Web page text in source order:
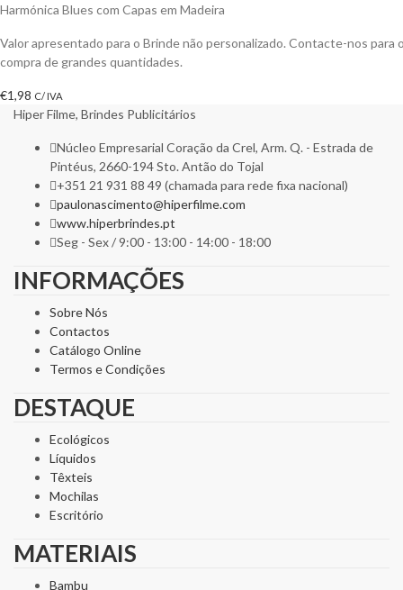
Harmónica Blues com Capas em Madeira
Valor apresentado para o Brinde não personalizado. Contacte-nos para
compra de grandes quantidades.
€1,98 C/ IVA
Hiper Filme, Brindes Publicitários
Núcleo Empresarial Coração da Crel, Arm. Q. - Estrada de
Pintéus, 2660-194 Sto. Antão do Tojal
+351 21 931 88 49 (chamada para rede fixa nacional)
paulonascimento@hiperfilme.com
www.hiperbrindes.pt
Seg - Sex / 9:00 - 13:00 - 14:00 - 18:00
INFORMAÇÕES
Sobre Nós
Contactos
Catálogo Online
Termos e Condições
DESTAQUE
Ecológicos
Líquidos
Têxteis
Mochilas
Escritório
MATERIAIS
Bambu